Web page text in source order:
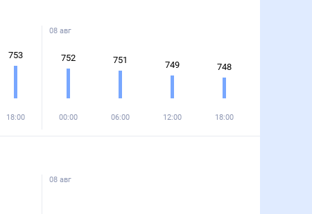
753
18:00
08 авг
752
00:00
751
06:00
749
12:00
748
18:00
08 авг